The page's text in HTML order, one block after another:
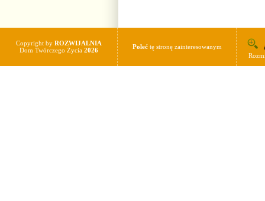
Copyright by ROZWIJALNIA
Dom Twórczego Życia 2026 Polećtę stronę zainteresowanym